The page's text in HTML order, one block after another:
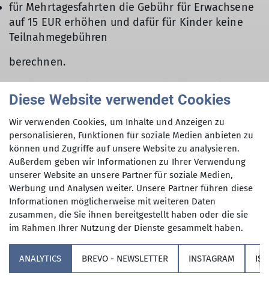
für Mehrtagesfahrten die Gebühr für Erwachsene
auf 15 EUR erhöhen und dafür für Kinder keine
Teilnahmegebühren
berechnen.
Familien und Alleinerziehende eine Teilnahme
erleichtert wird.
Wir blicken vielen schönen, gemeinsamen Touren
entgegen.
Sektion
Diese Website verwendet Cookies
Wir verwenden Cookies, um Inhalte und Anzeigen zu
personalisieren, Funktionen für soziale Medien anbieten zu
können und Zugriffe auf unsere Website zu analysieren.
Außerdem geben wir Informationen zu Ihrer Verwendung
unserer Website an unsere Partner für soziale Medien,
Werbung und Analysen weiter. Unsere Partner führen diese
Informationen möglicherweise mit weiteren Daten
zusammen, die Sie ihnen bereitgestellt haben oder die sie
im Rahmen Ihrer Nutzung der Dienste gesammelt haben.
ANALYTICS BREVO - NEWSLETTER INSTAGRAM